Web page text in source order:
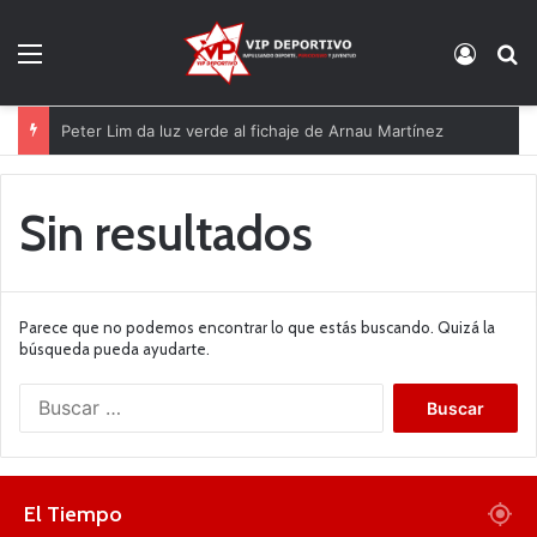
Peter Lim da luz verde al fichaje de Arnau Martínez
Sin resultados
Parece que no podemos encontrar lo que estás buscando. Quizá la
búsqueda pueda ayudarte.
El Tiempo